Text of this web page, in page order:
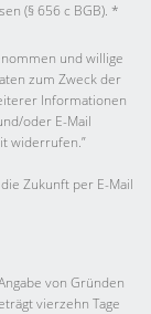
(§ 656 c BGB). *
und willige
zum Zweck der
Informationen
oder E-Mail
widerrufen.”
Zukunft per E-Mail
von Gründen
vierzehn Tage